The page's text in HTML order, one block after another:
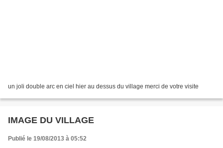
un joli double arc en ciel hier au dessus du village merci de votre visite
IMAGE DU VILLAGE
Publié le 19/08/2013 à 05:52